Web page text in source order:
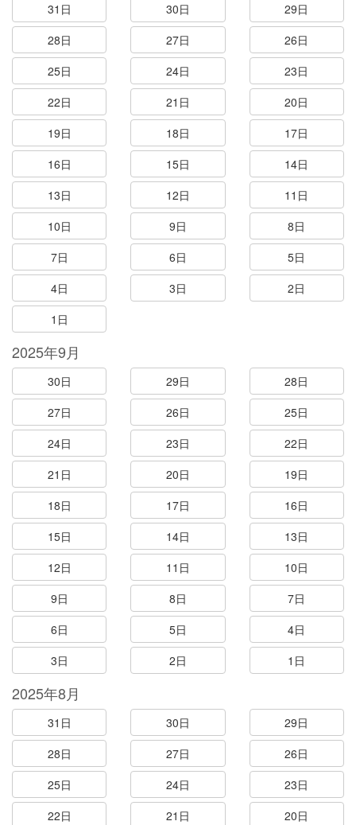
31日 30日
29日
28日
27日
26日
25日
24日
23日
22日
21日
20日
19日
18日
17日
16日
15日
14日
13日
12日
11日
10日
9日
8日
7日
6日
5日
4日
3日
2日
1日
2025年9月
30日 29日
28日
27日
26日
25日
24日
23日
22日
21日
20日
19日
18日
17日
16日
15日
14日
13日
12日
11日
10日
9日
8日
7日
6日
5日
4日
3日
2日 1日
2025年8月
31日 30日
29日
28日
27日
26日
25日
24日
23日
22日
21日
20日